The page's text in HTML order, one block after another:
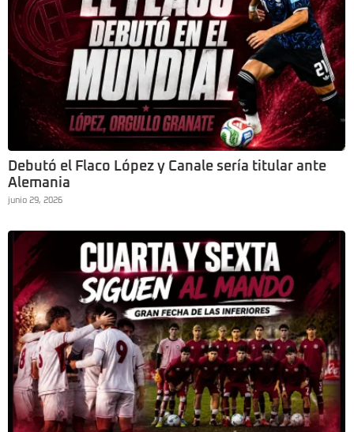
Debutó el Flaco López y Canale sería titular ante
Alemania
junio 29, 2026